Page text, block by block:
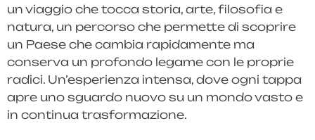
un viaggio che tocca storia, arte, filosofia e
natura, un percorso che permette di scoprire
un Paese che cambia rapidamente ma
conserva un profondo legame con le proprie
radici. Un’esperienza intensa, dove ogni tappa
apre uno sguardo nuovo su un mondo vasto e
in continua trasformazione.